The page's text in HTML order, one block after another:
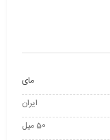
مای
ایران
50 میل